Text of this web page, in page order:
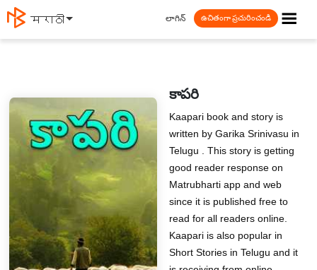
मराठी ☰
లాగిన్ ఉచితంగా ప్రచురించండి
కాపరి
Kaapari book and story is
written by Garika Srinivasu in
Telugu . This story is getting
good reader response on
Matrubharti app and web
since it is published free to
read for all readers online.
Kaapari is also popular in
Short Stories in Telugu and it